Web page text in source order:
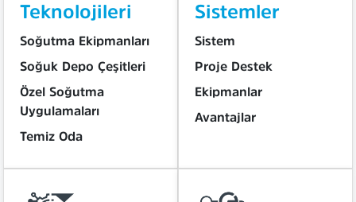
Teknolojileri
Soğutma Ekipmanları
Soğuk Depo Çeşitleri
Özel Soğutma
Uygulamaları
Temiz Oda
Sistemler
Sistem
Proje Destek
Ekipmanlar
Avantajlar